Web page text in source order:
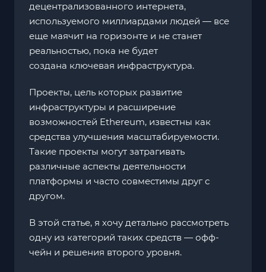
децентрализованного интернета,
используемого миллиардами людей — все
еще маячит на горизонте и не станет
реальностью, пока не будет
создана ключевая инфраструктура.
Проекты, цель которых развитие
инфраструктуры и расширение
возможностей Ethereum, известны как
средства улучшения масштабируемости.
Такие проекты могут затрагивать
различные аспекты деятельности
платформы и часто совместимы друг с
другом.
В этой статье, я хочу детально рассмотреть
одну из категорий таких средств — офф-
чейн и решения второго уровня.